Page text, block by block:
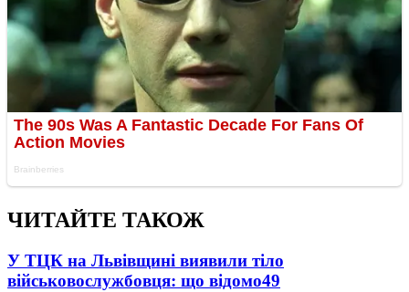
ЧИТАЙТЕ ТАКОЖ
У ТЦК на Львівщині виявили тіло
військовослужбовця: що відомо49